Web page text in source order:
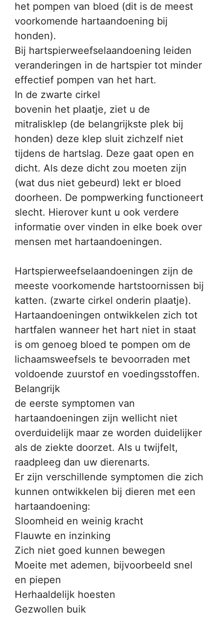
het pompen van bloed (dit is de meest
voorkomende hartaandoening bij
honden).
Bij hartspierweefselaandoening leiden
veranderingen in de hartspier tot minder
effectief pompen van het hart.
In de zwarte cirkel
bovenin het plaatje, ziet u de
mitralisklep (de belangrijkste plek bij
honden) deze klep sluit zichzelf niet
tijdens de hartslag. Deze gaat open en
dicht. Als deze dicht zou moeten zijn
(wat dus niet gebeurd) lekt er bloed
doorheen. De pompwerking functioneert
slecht. Hierover kunt u ook verdere
informatie over vinden in elke boek over
mensen met hartaandoeningen.
Hartspierweefselaandoeningen zijn de
meeste voorkomende hartstoornissen bij
katten. (zwarte cirkel onderin plaatje).
Hartaandoeningen ontwikkelen zich tot
hartfalen wanneer het hart niet in staat
is om genoeg bloed te pompen om de
lichaamsweefsels te bevoorraden met
voldoende zuurstof en voedingsstoffen.
Belangrijk
de eerste symptomen van
hartaandoeningen zijn wellicht niet
overduidelijk maar ze worden duidelijker
als de ziekte doorzet. Als u twijfelt,
raadpleeg dan uw dierenarts.
Er zijn verschillende symptomen die zich
kunnen ontwikkelen bij dieren met een
hartaandoening:
Sloomheid en weinig kracht
Flauwte en inzinking
Zich niet goed kunnen bewegen
Moeite met ademen, bijvoorbeeld snel
en piepen
Herhaaldelijk hoesten
Gezwollen buik